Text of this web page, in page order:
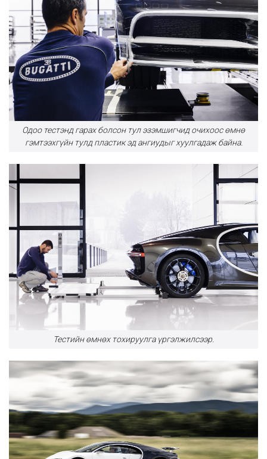
Одоо тестэнд гарах болсон тул эзэмшигчид очихоос өмнө
гэмтээхгүйн тулд пластик эд ангиудыг хуулгадаж байна.
Тестийн өмнөх тохируулга үргэлжилсээр.